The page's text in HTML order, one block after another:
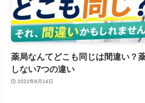
薬局なんてどこも同じは間違い？
しない7つの違い
2022年8月14日